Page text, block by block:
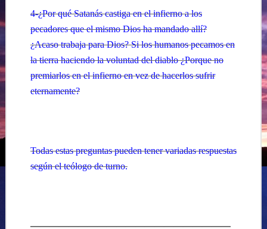
4-¿Por qué Satanás castiga en el infierno a los
pecadores que el mismo Dios ha mandado allí?
¿Acaso trabaja para Dios? Si los humanos pecamos en
la tierra haciendo la voluntad del diablo ¿Porque no
premiarlos en el infierno en vez de hacerlos sufrir
eternamente?
Todas estas preguntas pueden tener variadas respuestas
según el teólogo de turno.
—————————————————————